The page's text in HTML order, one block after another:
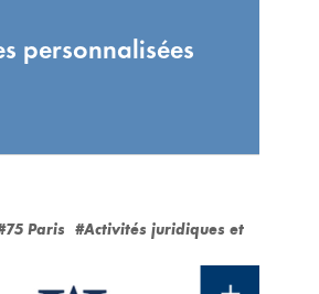
personnalisées
Paris #Activités juridiques et